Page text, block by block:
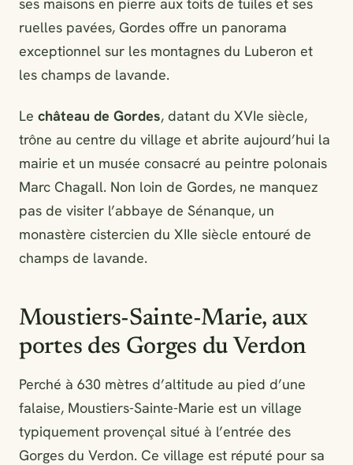
ruelles pavées, Gordes offre un panorama
exceptionnel sur les montagnes du Luberon et
les champs de lavande.
Le château de Gordes, datant du XVIe siècle,
trône au centre du village et abrite aujourd’hui la
mairie et un musée consacré au peintre polonais
Marc Chagall. Non loin de Gordes, ne manquez
pas de visiter l’abbaye de Sénanque, un
monastère cistercien du XIIe siècle entouré de
champs de lavande.
Moustiers-Sainte-Marie, aux
portes des Gorges du Verdon
Perché à 630 mètres d’altitude au pied d’une
falaise, Moustiers-Sainte-Marie est un village
typiquement provençal situé à l’entrée des
Gorges du Verdon. Ce village est réputé pour sa